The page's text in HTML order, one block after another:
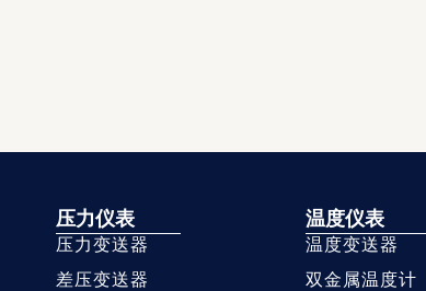
压力仪表
压力变送器
差压变送器
温度仪表
温度变送器
双金属温度计